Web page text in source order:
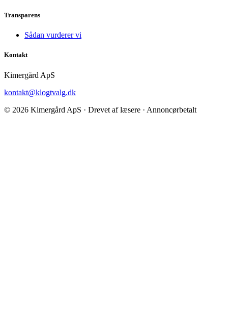
Transparens
Sådan vurderer vi
Kontakt
Kimergård ApS
kontakt@klogtvalg.dk
© 2026 Kimergård ApS · Drevet af læsere · Annoncørbetalt